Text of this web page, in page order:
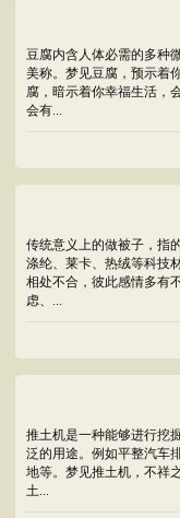
豆腐内含人体必需的多种
美称。梦见豆腐，预示着
腐，暗示着你幸福生活，
会有...
传统意义上的做被子，指
涤纶、莱卡、热绒等科技
相处不合，彼此感情多有
虑、...
推土机是一种能够进行挖
泛的用途。例如平整汽车
地等。梦见推土机，不祥
土...